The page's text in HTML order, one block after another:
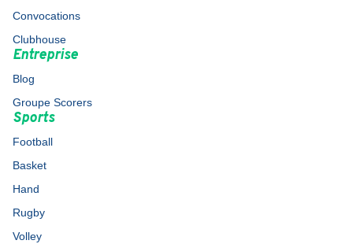
Convocations
Clubhouse
Entreprise
Blog
Groupe Scorers
Sports
Football
Basket
Hand
Rugby
Volley